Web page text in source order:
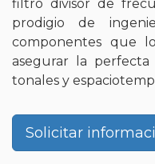
filtro divisor de
prodigio de
componentes que
asegurar la
tonales y
Solicitar